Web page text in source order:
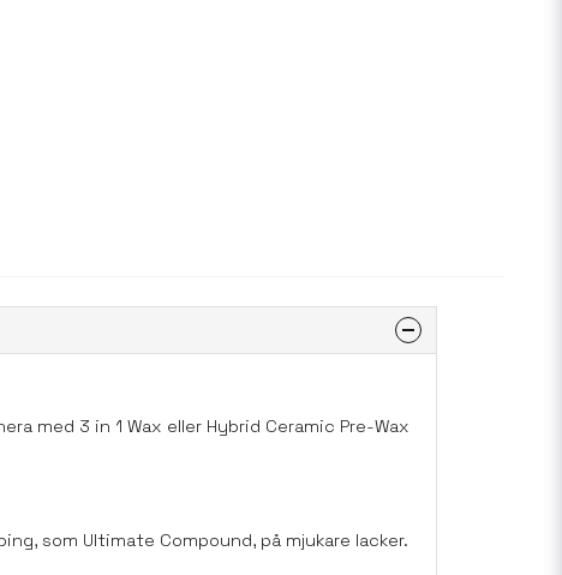
med 3 in 1 Wax eller Hybrid Ceramic Pre-Wax
som Ultimate Compound, på mjukare lacker.